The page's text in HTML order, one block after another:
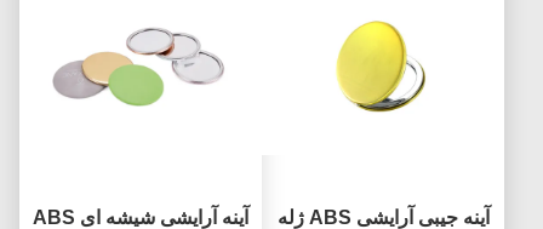
آینه جیبی آرایشی ABS ژله
آینه آرایشی شیشه ای ABS